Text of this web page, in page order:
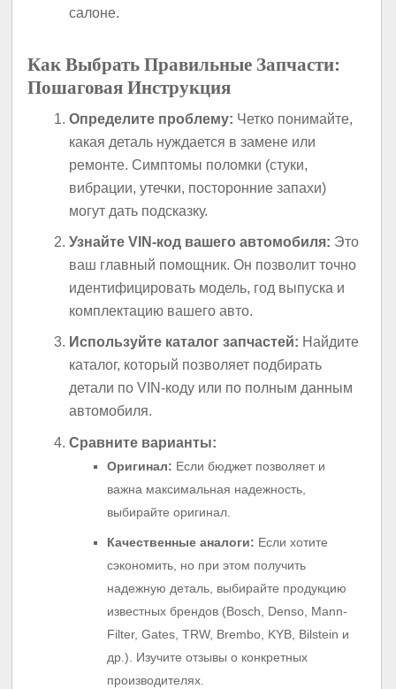
салоне.
Как Выбрать Правильные Запчасти:
Пошаговая Инструкция
Определите проблему: Четко понимайте,
какая деталь нуждается в замене или
ремонте. Симптомы поломки (стуки,
вибрации, утечки, посторонние запахи)
могут дать подсказку.
Узнайте VIN-код вашего автомобиля: Это
ваш главный помощник. Он позволит точно
идентифицировать модель, год выпуска и
комплектацию вашего авто.
Используйте каталог запчастей: Найдите
каталог, который позволяет подбирать
детали по VIN-коду или по полным данным
автомобиля.
Сравните варианты:
Оригинал: Если бюджет позволяет и
важна максимальная надежность,
выбирайте оригинал.
Качественные аналоги: Если хотите
сэкономить, но при этом получить
надежную деталь, выбирайте продукцию
известных брендов (Bosch, Denso, Mann-
Filter, Gates, TRW, Brembo, KYB, Bilstein и
др.). Изучите отзывы о конкретных
производителях.